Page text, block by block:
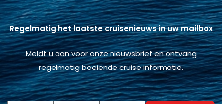
Regelmatig het laatste cruisenieuws in uw mailbox
Meldt u aan voor onze nieuwsbrief en ontvang
regelmatig boeiende cruise informatie.